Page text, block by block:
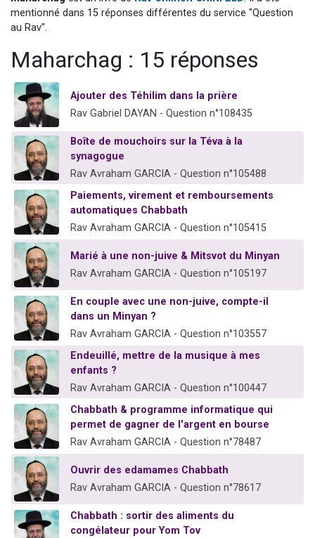
Nouvelle émission radio : Visions de grandeur n°104 : Le Chabbath et le Birkat Hamazone à travers le temps
Ariel vient de donner son Maasser
Il reste 49 places pour étudier en groupe sur Zoom
Eva vient de donner son Maasser
mentionné dans 15 réponses différentes du service "Question
au Rav".
Maharchag : 15 réponses
Ajouter des Téhilim dans la prière
Rav Gabriel DAYAN - Question n°108435
Boîte de mouchoirs sur la Téva à la
synagogue
Rav Avraham GARCIA - Question n°105488
Paiements, virement et remboursements
automatiques Chabbath
Rav Avraham GARCIA - Question n°105415
Marié à une non-juive & Mitsvot du Minyan
Rav Avraham GARCIA - Question n°105197
En couple avec une non-juive, compte-il
dans un Minyan ?
Rav Avraham GARCIA - Question n°103557
Endeuillé, mettre de la musique à mes
enfants ?
Rav Avraham GARCIA - Question n°100447
Chabbath & programme informatique qui
permet de gagner de l'argent en bourse
Rav Avraham GARCIA - Question n°78487
Ouvrir des edamames Chabbath
Rav Avraham GARCIA - Question n°78617
Chabbath : sortir des aliments du
congélateur pour Yom Tov